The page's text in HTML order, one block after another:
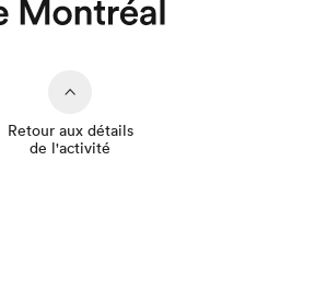
Retour aux détails
de l'activité